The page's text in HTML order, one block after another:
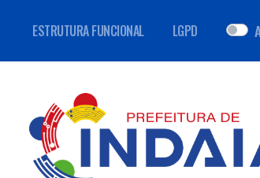
ESTRUTURA FUNCIONAL LGPD